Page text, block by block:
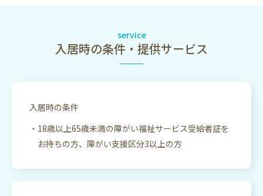
service
入居時の条件・提供サービス
入居時の条件
18歳以上65歳未満の障がい福祉サービス受給者証を
お持ちの方、障がい支援区分3以上の方